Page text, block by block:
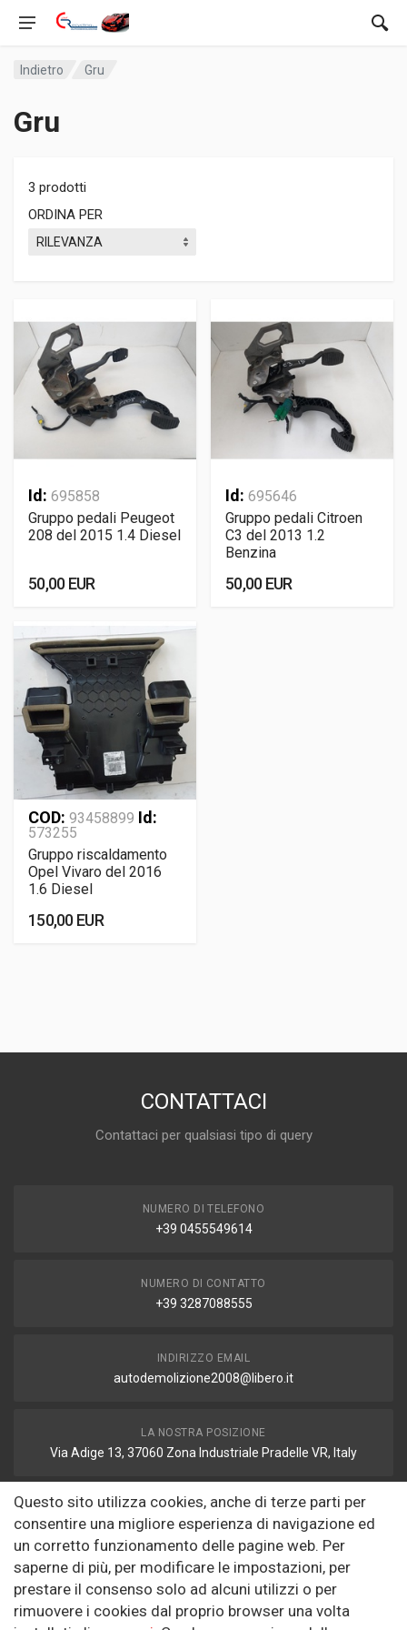
Indietro Gru
Gru
3 prodotti
ORDINA PER
Id: 695858
Gruppo pedali Peugeot
208 del 2015 1.4 Diesel
50,00 EUR
Id: 695646
Gruppo pedali Citroen
C3 del 2013 1.2
Benzina
50,00 EUR
COD: 93458899 Id:
573255
Gruppo riscaldamento
Opel Vivaro del 2016
1.6 Diesel
150,00 EUR
CONTATTACI
Contattaci per qualsiasi tipo di query
NUMERO DI TELEFONO
+39 0455549614
NUMERO DI CONTATTO
+39 3287088555
INDIRIZZO EMAIL
autodemolizione2008@libero.it
LA NOSTRA POSIZIONE
Via Adige 13, 37060 Zona Industriale Pradelle VR, Italy
FAX
autodemolizione2008@libero.it
Informazioni
Questo sito utilizza cookies, anche di terze parti per
consentire una migliore esperienza di navigazione ed
un corretto funzionamento delle pagine web. Per
saperne di più, per modificare le impostazioni, per
prestare il consenso solo ad alcuni utilizzi o per
rimuovere i cookies dal proprio browser una volta